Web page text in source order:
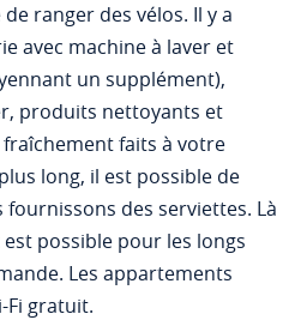
ranger des vélos. Il y a
avec machine à laver et
un supplément),
produits nettoyants et
faits à votre
long, il est possible de
des serviettes. Là
possible pour les longs
Les appartements
Fi gratuit.